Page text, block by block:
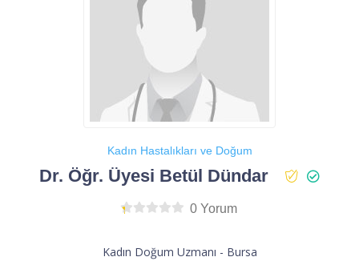
Kadın Hastalıkları ve Doğum
Dr. Öğr. Üyesi Betül Dündar
0 Yorum
Kadın Doğum Uzmanı - Bursa